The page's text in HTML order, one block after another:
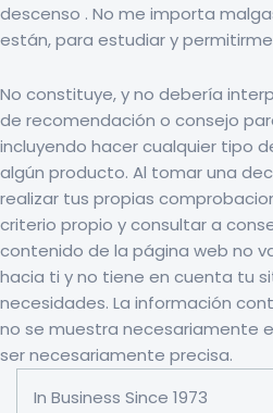
descenso . No me importa
están, para estudiar y
No constituye, y no debería
de recomendación o consejo
incluyendo hacer cualquier tipo
algún producto. Al tomar una
realizar tus propias
criterio propio y consultar a
contenido de la página web no
hacia ti y no tiene en cuenta tu
necesidades. La información
no se muestra necesariamente
ser necesariamente precisa.
In Business Since 1973